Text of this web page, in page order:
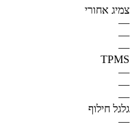
צמיג אחורי
—
—
—
TPMS
—
—
—
גלגל חילוף
—